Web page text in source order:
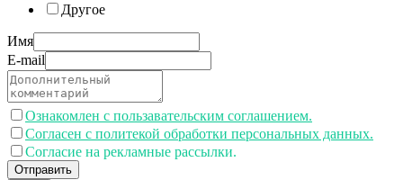
Другое
Имя
E-mail
Ознакомлен с пользавательским соглашением.
Согласен с политекой обработки персональных данных.
Согласие на рекламные рассылки.
Отправить